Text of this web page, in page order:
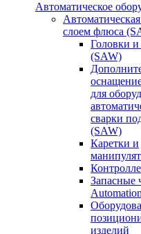
Автоматическое
слоем флюса
Головки и
(SAW)
для
сварки
(SAW)
Каретки и
Запасные
изделий